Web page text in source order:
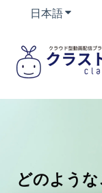
日本語翻訳の
どのよう